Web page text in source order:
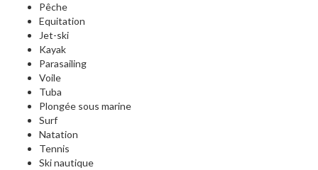
Pêche
Equitation
Jet-ski
Kayak
Parasailing
Voile
Tuba
Plongée sous marine
Surf
Natation
Tennis
Ski nautique